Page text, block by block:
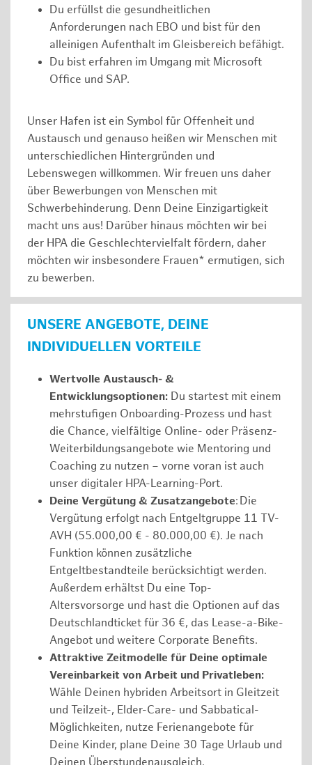
Du erfüllst die gesundheitlichen
Anforderungen nach EBO und bist für den
alleinigen Aufenthalt im Gleisbereich befähigt.
Du bist erfahren im Umgang mit Microsoft
Office und SAP.
Unser Hafen ist ein Symbol für Offenheit und
Austausch und genauso heißen wir Menschen mit
unterschiedlichen Hintergründen und
Lebenswegen willkommen. Wir freuen uns daher
über Bewerbungen von Menschen mit
Schwerbehinderung. Denn Deine Einzigartigkeit
macht uns aus! Darüber hinaus möchten wir bei
der HPA die Geschlechtervielfalt fördern, daher
möchten wir insbesondere Frauen* ermutigen, sich
zu bewerben.
UNSERE ANGEBOTE, DEINE
INDIVIDUELLEN VORTEILE
Wertvolle Austausch- &
Entwicklungsoptionen: Du startest mit einem
mehrstufigen Onboarding-Prozess und hast
die Chance, vielfältige Online- oder Präsenz-
Weiterbildungsangebote wie Mentoring und
Coaching zu nutzen – vorne voran ist auch
unser digitaler HPA-Learning-Port.
Deine Vergütung & Zusatzangebote: Die
Vergütung erfolgt nach Entgeltgruppe 11 TV-
AVH (55.000,00 € - 80.000,00 €). Je nach
Funktion können zusätzliche
Entgeltbestandteile berücksichtigt werden.
Außerdem erhältst Du eine Top-
Altersvorsorge und hast die Optionen auf das
Deutschlandticket für 36 €, das Lease-a-Bike-
Angebot und weitere Corporate Benefits.
Attraktive Zeitmodelle für Deine optimale
Vereinbarkeit von Arbeit und Privatleben:
Wähle Deinen hybriden Arbeitsort in Gleitzeit
und Teilzeit-, Elder-Care- und Sabbatical-
Möglichkeiten, nutze Ferienangebote für
Deine Kinder, plane Deine 30 Tage Urlaub und
Deinen Überstundenausgleich.